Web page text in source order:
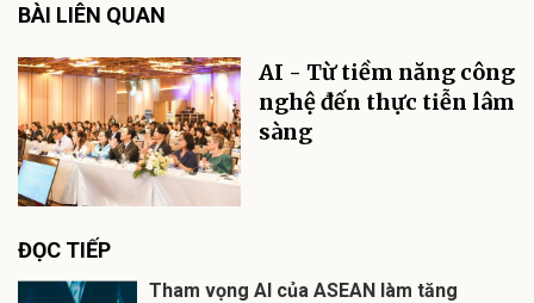
BÀI LIÊN QUAN
AI - Từ tiềm năng công
nghệ đến thực tiễn lâm
sàng
ĐỌC TIẾP
Tham vọng AI của ASEAN làm tăng